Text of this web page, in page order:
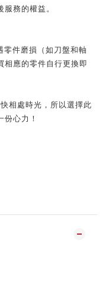
務的權益。
零件磨損（如刀盤和軸
相應的零件自行更換即
相處時光，所以選擇此
心力！